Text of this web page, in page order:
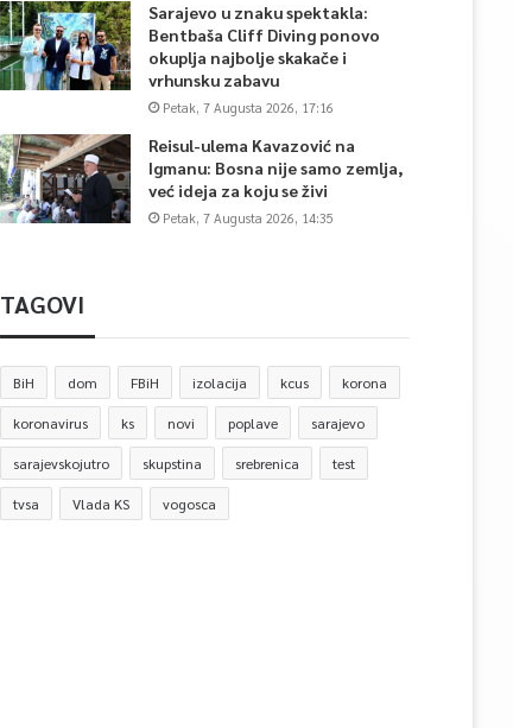
Sarajevo u znaku spektakla:
Bentbaša Cliff Diving ponovo
okuplja najbolje skakače i
vrhunsku zabavu
Petak, 7 Augusta 2026, 17:16
Reisul-ulema Kavazović na
Igmanu: Bosna nije samo zemlja,
već ideja za koju se živi
Petak, 7 Augusta 2026, 14:35
TAGOVI
BiH dom FBiH izolacija kcus korona
koronavirus ks novi poplave sarajevo
sarajevskojutro skupstina srebrenica test
tvsa Vlada KS vogosca